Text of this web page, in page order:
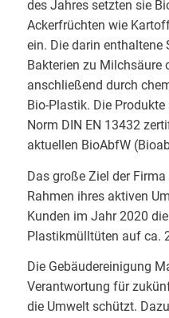
des Jahres setzten sie
Ackerfrüchten wie
ein. Die darin
Bakterien zu Milchsäure
anschließend durch
Bio-Plastik. Die
Norm DIN EN 13432
aktuellen BioAbfW
Das große Ziel der
Rahmen ihres aktiven
Kunden im Jahr 2020
Plastikmülltüten auf ca.
Die Gebäudereinigung
Verantwortung für
die Umwelt schützt.